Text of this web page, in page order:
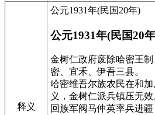
释义
公元1931年(民国20年)
公元1931年(民国20
金树仁政府废除哈密王
密、宜禾、伊吾三县。
哈密维吾尔族农民在和
义，金树仁派兵镇压无效
回族军阀马仲英率兵进